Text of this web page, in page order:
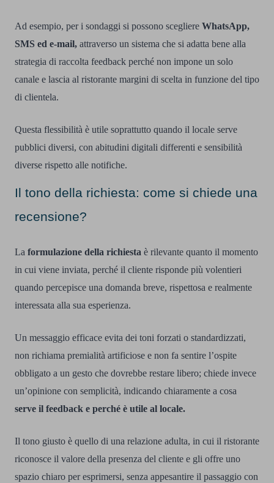
Ad esempio, per i sondaggi si possono scegliere WhatsApp,
SMS ed e-mail, attraverso un sistema che si adatta bene alla
strategia di raccolta feedback perché non impone un solo
canale e lascia al ristorante margini di scelta in funzione del tipo
di clientela.
Questa flessibilità è utile soprattutto quando il locale serve
pubblici diversi, con abitudini digitali differenti e sensibilità
diverse rispetto alle notifiche.
Il tono della richiesta: come si chiede una
recensione?
La formulazione della richiesta è rilevante quanto il momento
in cui viene inviata, perché il cliente risponde più volentieri
quando percepisce una domanda breve, rispettosa e realmente
interessata alla sua esperienza.
Un messaggio efficace evita dei toni forzati o standardizzati,
non richiama premialità artificiose e non fa sentire l’ospite
obbligato a un gesto che dovrebbe restare libero; chiede invece
un’opinione con semplicità, indicando chiaramente a cosa
serve il feedback e perché è utile al locale.
Il tono giusto è quello di una relazione adulta, in cui il ristorante
riconosce il valore della presenza del cliente e gli offre uno
spazio chiaro per esprimersi, senza appesantire il passaggio con